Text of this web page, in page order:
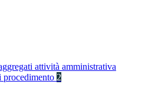
attività amministrativa
2